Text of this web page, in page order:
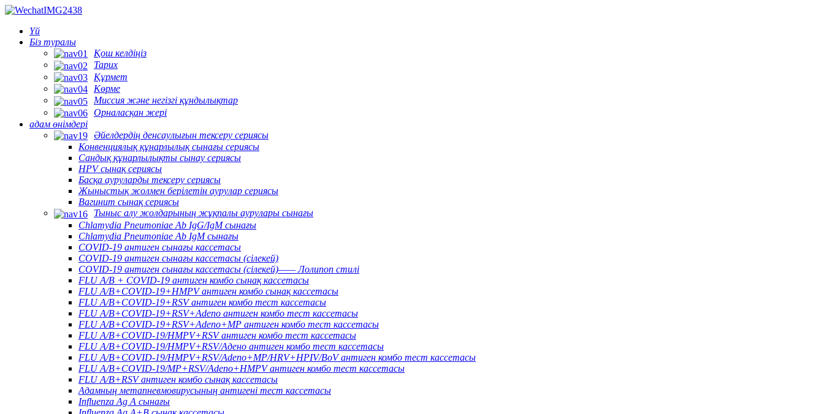
Үй
Біз туралы
Қош келдіңіз
Тарих
Құрмет
Көрме
Миссия және негізгі құндылықтар
Орналасқан жері
адам өнімдері
Әйелдердің денсаулығын тексеру сериясы
Конвенциялық құнарлылық сынағы сериясы
Сандық құнарлылықты сынау сериясы
HPV сынақ сериясы
Басқа ауруларды тексеру сериясы
Жыныстық жолмен берілетін аурулар сериясы
Вагинит сынақ сериясы
Тыныс алу жолдарының жұқпалы аурулары сынағы
Chlamydia Pneumoniae Ab IgG/IgM сынағы
Chlamydia Pneumoniae Ab IgM сынағы
COVID-19 антиген сынағы кассетасы
COVID-19 антиген сынағы кассетасы (сілекей)
COVID-19 антиген сынағы кассетасы (сілекей)—— Лолипоп стилі
FLU A/B + COVID-19 антиген комбо сынақ кассетасы
FLU A/B+COVID-19+HMPV антиген комбо сынақ кассетасы
FLU A/B+COVID-19+RSV антиген комбо тест кассетасы
FLU A/B+COVID-19+RSV+Adeno антиген комбо тест кассетасы
FLU A/B+COVID-19+RSV+Adeno+MP антиген комбо тест кассетасы
FLU A/B+COVID-19/HMPV+RSV антиген комбо тест кассетасы
FLU A/B+COVID-19/HMPV+RSV/Адено антиген комбо тест кассетасы
FLU A/B+COVID-19/HMPV+RSV/Adeno+MP/HRV+HPIV/BoV антиген комбо тест кассетасы
FLU A/B+COVID-19/MP+RSV/Adeno+HMPV антиген комбо тест кассетасы
FLU A/B+RSV антиген комбо сынақ кассетасы
Адамның метапневмовирусының антигені тест кассетасы
Influenza Ag A сынағы